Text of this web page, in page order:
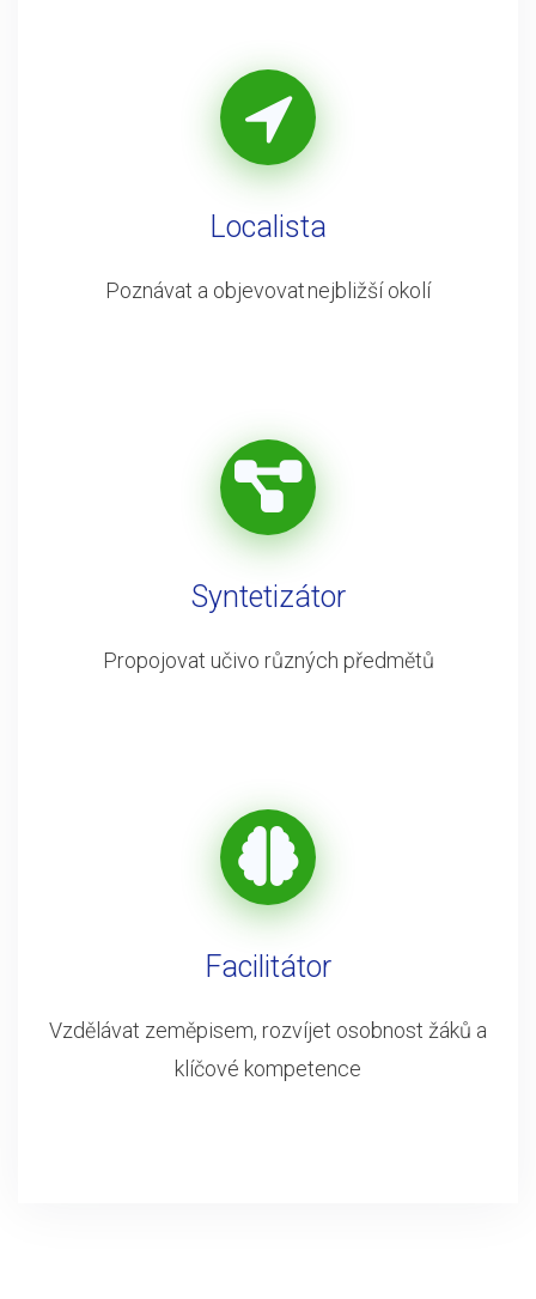
Localista
Poznávat a objevovat nejbližší okolí
Syntetizátor
Propojovat učivo různých předmětů
Facilitátor
Vzdělávat zeměpisem, rozvíjet osobnost žáků a
klíčové kompetence